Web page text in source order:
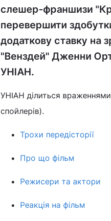
слешер-франшизи
перевершити
додаткову ставку на
"Венздей" Дженни
УНІАН.
УНІАН ділиться
спойлерів).
Трохи передісторії
Про що фільм
Режисери та актори
Реакція на фільм